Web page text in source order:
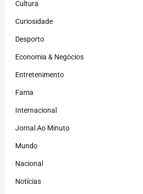
Cultura
Curiosidade
Desporto
Economia & Negócios
Entretenimento
Fama
Internacional
Jornal Ao Minuto
Mundo
Nacional
Notícias